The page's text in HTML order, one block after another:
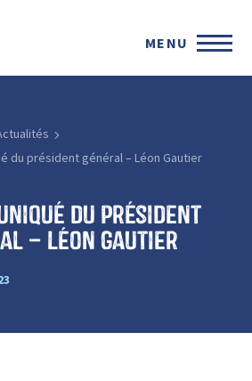
MENU
du président général – Léon Gautier
du président
– Léon Gautier